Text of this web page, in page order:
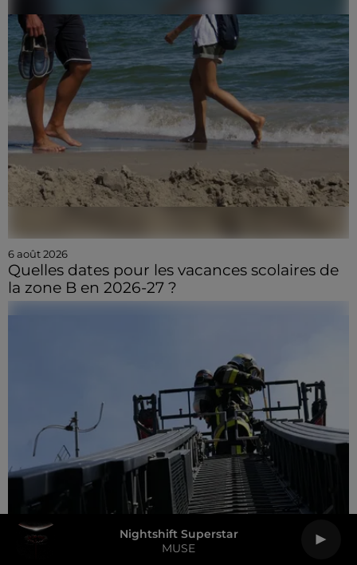
Nightshift Superstar
MUSE
6 août 2026
Quelles dates pour les vacances scolaires de
la zone B en 2026-27 ?